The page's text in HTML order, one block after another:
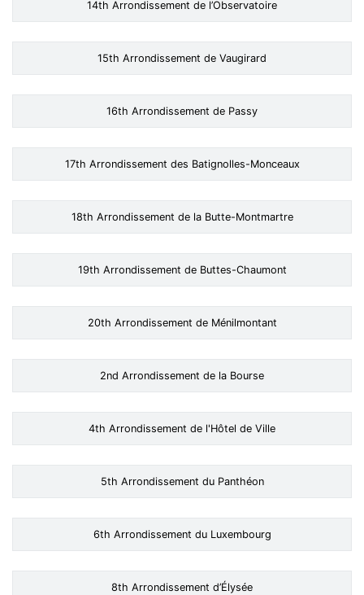
14th Arrondissement de l’Observatoire
15th Arrondissement de Vaugirard
16th Arrondissement de Passy
17th Arrondissement des Batignolles-Monceaux
18th Arrondissement de la Butte-Montmartre
19th Arrondissement de Buttes-Chaumont
20th Arrondissement de Ménilmontant
2nd Arrondissement de la Bourse
4th Arrondissement de l'Hôtel de Ville
5th Arrondissement du Panthéon
6th Arrondissement du Luxembourg
8th Arrondissement d’Élysée